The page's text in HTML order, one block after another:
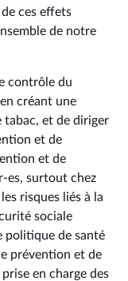
ces effets
de notre
contrôle du
créant une
tabac, et de diriger
et de
et de
es, surtout chez
risques liés à la
sociale
politique de santé
prévention et de
en charge des